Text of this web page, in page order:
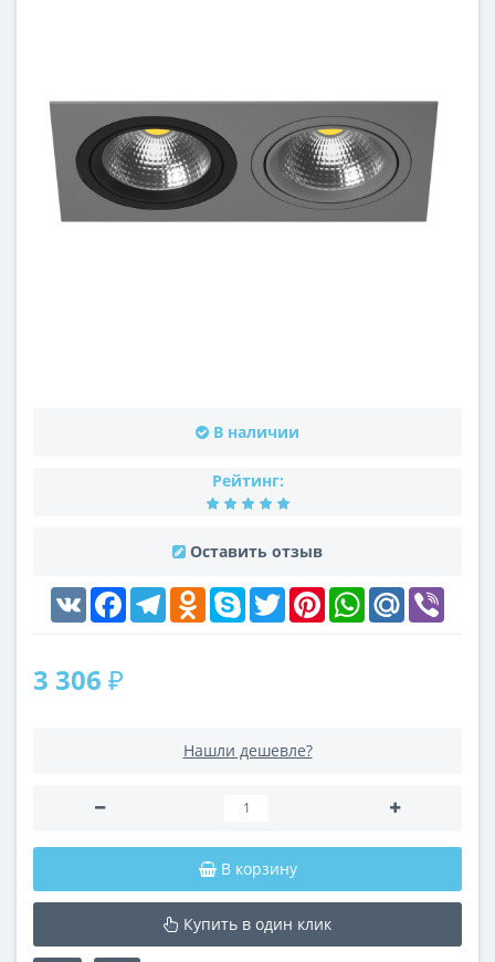
В наличии
Рейтинг:
Оставить отзыв
VK FacebookTelegramOdnoklassniki
Skype Twitter PinterestWhatsAppMail.Ru
3 306 ₽
Нашли дешевле?
В корзину
Купить в один клик